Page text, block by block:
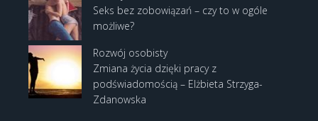
Seks bez zobowiązań – czy to w ogóle
możliwe?
Rozwój osobisty
Zmiana życia dzięki pracy z
podświadomością – Elżbieta Strzyga-
Zdanowska